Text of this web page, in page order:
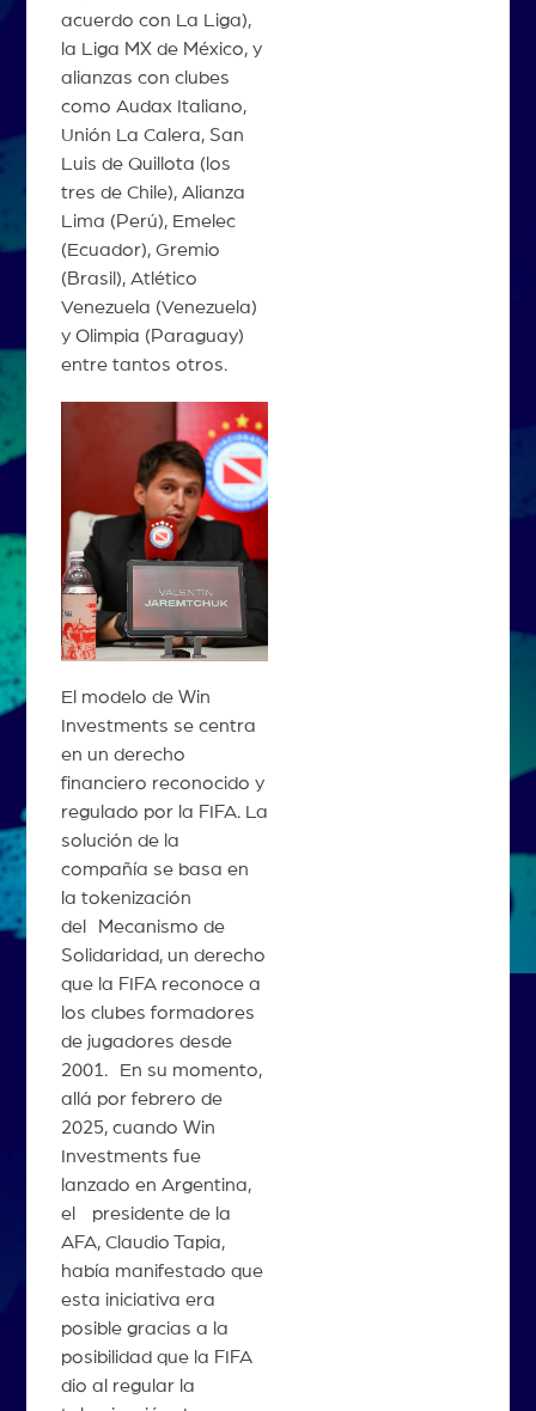
acuerdo con La Liga),
la Liga MX de México, y
alianzas con clubes
como Audax Italiano,
Unión La Calera, San
Luis de Quillota (los
tres de Chile), Alianza
Lima (Perú), Emelec
(Ecuador), Gremio
(Brasil), Atlético
Venezuela (Venezuela)
y Olimpia (Paraguay)
entre tantos otros.
El modelo de Win
Investments se centra
en un derecho
financiero reconocido y
regulado por la FIFA. La
solución de la
compañía se basa en
la tokenización
del Mecanismo de
Solidaridad, un derecho
que la FIFA reconoce a
los clubes formadores
de jugadores desde
2001. En su momento,
allá por febrero de
2025, cuando Win
Investments fue
lanzado en Argentina,
el presidente de la
AFA, Claudio Tapia,
había manifestado que
esta iniciativa era
posible gracias a la
posibilidad que la FIFA
dio al regular la